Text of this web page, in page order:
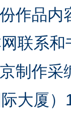
作品
联系
制作
大厦